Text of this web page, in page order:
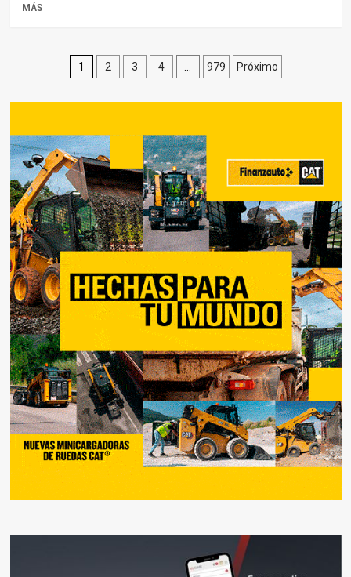
MÁS
Paginación
de
entradas
1 2 3 4 … 979 Próximo